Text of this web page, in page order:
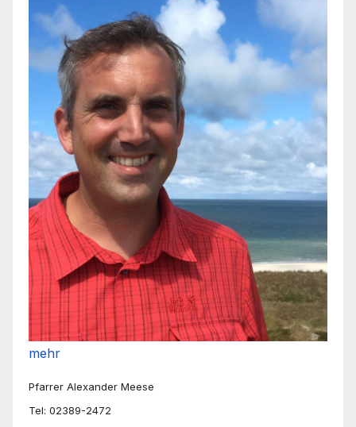
mehr
Pfarrer Alexander Meese
Tel: 02389-2472